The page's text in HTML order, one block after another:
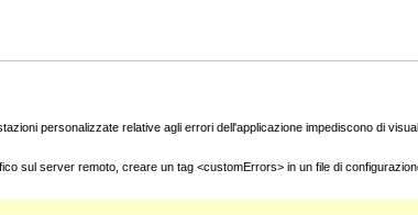
personalizzate relative agli errori dell'applicazione impediscono di
sul server remoto, creare un tag <customErrors> in un file di